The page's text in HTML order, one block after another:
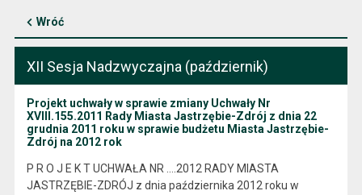
Wróć
XII Sesja Nadzwyczajna (październik)
Projekt uchwały w sprawie zmiany Uchwały Nr
XVIII.155.2011 Rady Miasta Jastrzębie-Zdrój z dnia 22
grudnia 2011 roku w sprawie budżetu Miasta Jastrzębie-
Zdrój na 2012 rok
P R O J E K T UCHWAŁA NR ….2012 RADY MIASTA
JASTRZĘBIE-ZDRÓJ z dnia października 2012 roku w